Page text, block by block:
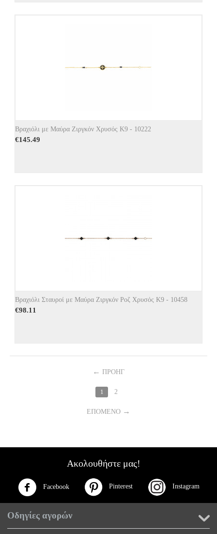
Βραχιόλι με Μαύρα Ζιργκόν Χρυσός Κ9 - 10222
€145.49
Βραχιόλι Σταυροί με Μαύρα Ζιργκόν Ροζ Χρυσός Κ9 - 10458
€98.11
ΠΡΟΗΓ
1 2
ΕΠΌΜΕΝΟ
Ακολουθήστε μας!
Facebook Pinterest Instagram
Οδηγίες αγορών